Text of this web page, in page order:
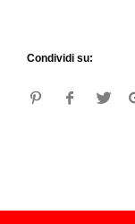
Condividi su: